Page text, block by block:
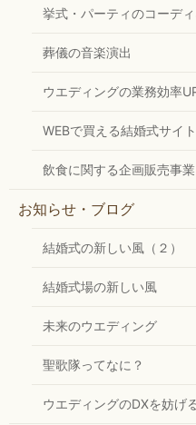
挙式・パーティのコーデ
葬儀の音楽演出
ウエディングの業務効率
WEBで買える結婚式サイト
飲食に関する企画販売事業
お知らせ・ブログ
結婚式の新しい風（２）
結婚式場の新しい風
未来のウエディング
聖歌隊ってなに？
ウエディングのDXを妨げ